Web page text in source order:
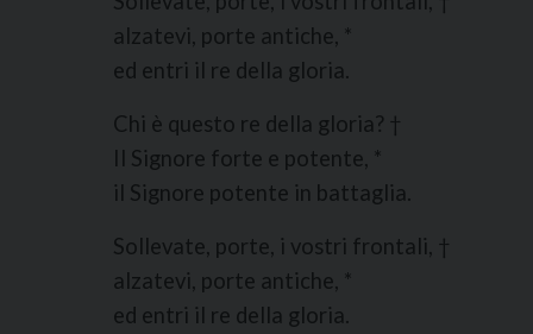
alzatevi, porte antiche, *
ed entri il re della gloria.
Chi è questo re della gloria? †
Il Signore forte e potente, *
il Signore potente in battaglia.
Sollevate, porte, i vostri frontali, †
alzatevi, porte antiche, *
ed entri il re della gloria.